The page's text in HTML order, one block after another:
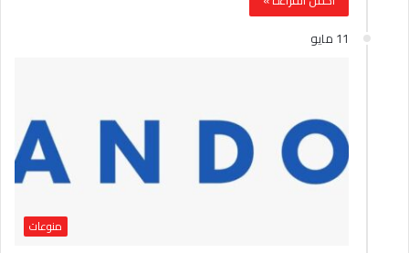
11 مايو
منوعات